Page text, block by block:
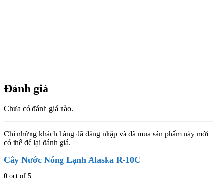
Đánh giá
Chưa có đánh giá nào.
Chỉ những khách hàng đã đăng nhập và đã mua sản phẩm này mới
có thể để lại đánh giá.
Cây Nước Nóng Lạnh Alaska R-10C
0 out of 5